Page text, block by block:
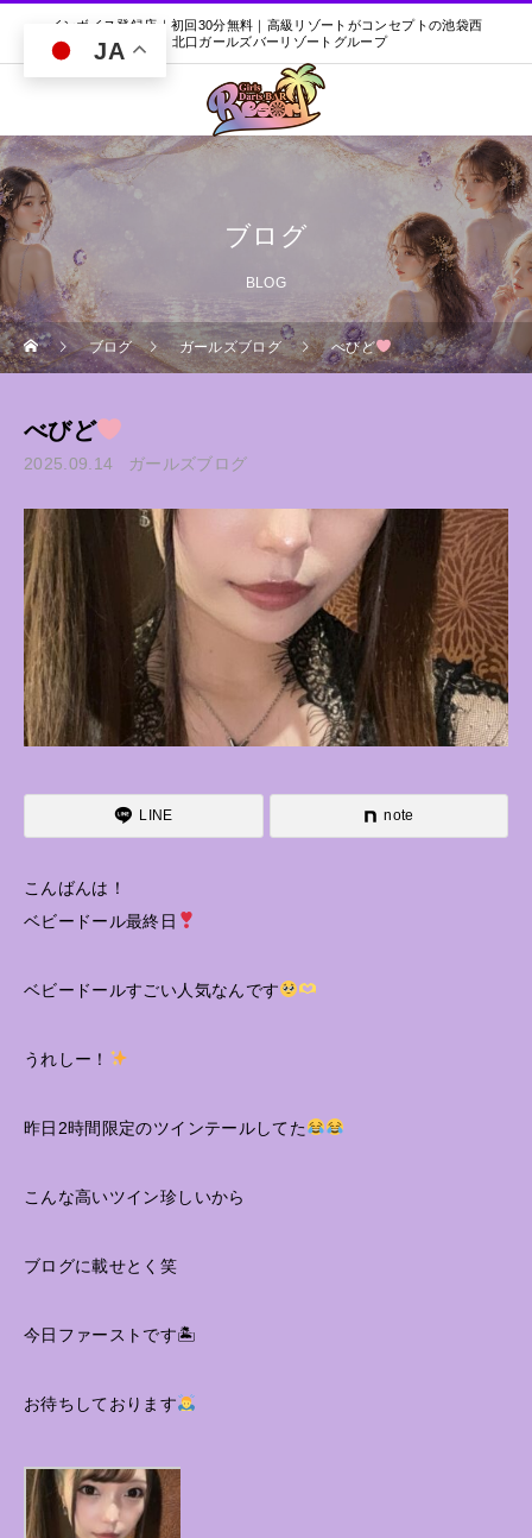
インボイス登録店｜初回30分無料｜高級リゾートがコンセプトの池袋西
口・北口ガールズバーリゾートグループ
ブログ
BLOG
ブログ ガールズブログ べびど
べびど
2025.09.14 ガールズブログ
LINE note
こんばんは！
ベビードール最終日
ベビードールすごい人気なんです
うれしー！
昨日2時間限定のツインテールしてた
こんな高いツイン珍しいから
ブログに載せとく笑
今日ファーストです🏝
お待ちしております
JA